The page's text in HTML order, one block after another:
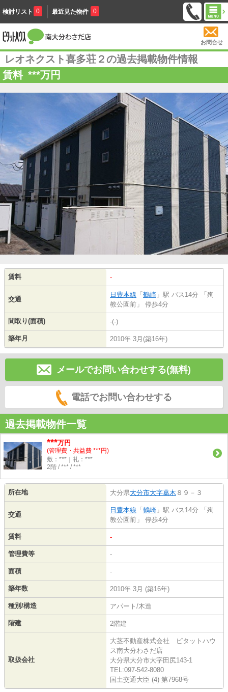
検討リスト 0 最近見た物件 0
お問合せ
レオネクスト喜多荘２の過去掲載物件情報
賃料 ***万円
賃料 -
交通
日豊本線 「 鶴崎 」駅 バス14分 「殉
教公園前」 停歩4分
間取り(面積) -(-)
築年月 2010年 3月(築16年)
メールでお問い合わせする(無料)
電話でお問い合わせする
過去掲載物件一覧
***万円
(管理費・共益費 ***円)
敷：***｜礼：***
2階 / *** / ***
所在地 大分県大分市大字葛木 ８９－３
交通
日豊本線 「 鶴崎 」駅 バス14分 「殉
教公園前」 停歩4分
賃料 -
管理費等 -
面積 -
築年数 2010年 3月 (築16年)
種別/構造 アパート/木造
階建 2階建
取扱会社
大茎不動産株式会社 ピタットハウ
ス南大分わさだ店
大分県大分市大字田尻143-1
TEL:097-542-8080
国土交通大臣 (4) 第7968号